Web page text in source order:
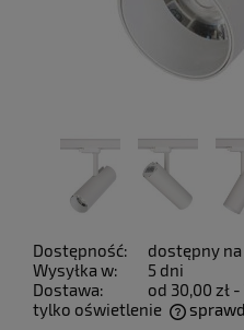
Dostępność:
dostępny
Wysyłka w:
5 dni
Dostawa:
od 30,00 zł -
tylko oświetlenie